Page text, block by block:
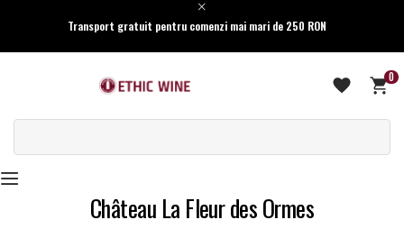
Transport gratuit pentru comenzi mai mari de 250 RON
0
Château La Fleur des Ormes